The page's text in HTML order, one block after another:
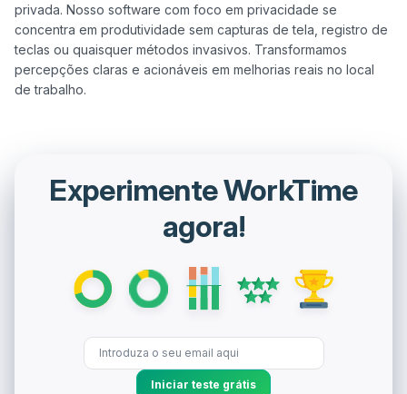
privada. Nosso software com foco em privacidade se
concentra em produtividade sem capturas de tela, registro de
teclas ou quaisquer métodos invasivos. Transformamos
percepções claras e acionáveis em melhorias reais no local
Experimente WorkTime
agora!
Iniciar teste grátis